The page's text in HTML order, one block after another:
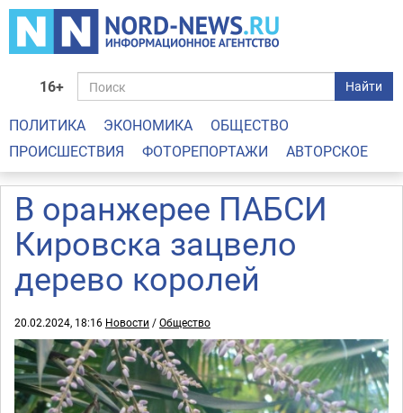
16+ Найти
ПОЛИТИКА ЭКОНОМИКА
ОБЩЕСТВО
ПРОИСШЕСТВИЯ
ФОТОРЕПОРТАЖИ АВТОРСКОЕ
В оранжерее ПАБСИ
Кировска зацвело
дерево королей
20.02.2024, 18:16 Новости /Общество